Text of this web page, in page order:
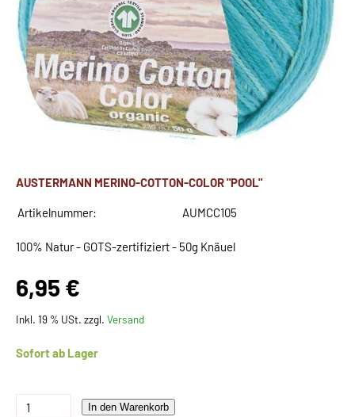
AUSTERMANN MERINO-COTTON-COLOR "POOL"
Artikelnummer: AUMCC105
100% Natur - GOTS-zertifiziert - 50g Knäuel
6,95 €
Inkl. 19 % USt. zzgl. Versand
Sofort ab Lager
In den Warenkorb